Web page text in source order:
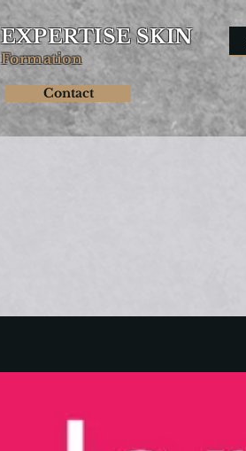
EXPERTISE SKIN
Formation
Contact